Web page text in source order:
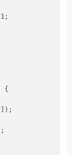
{
]);